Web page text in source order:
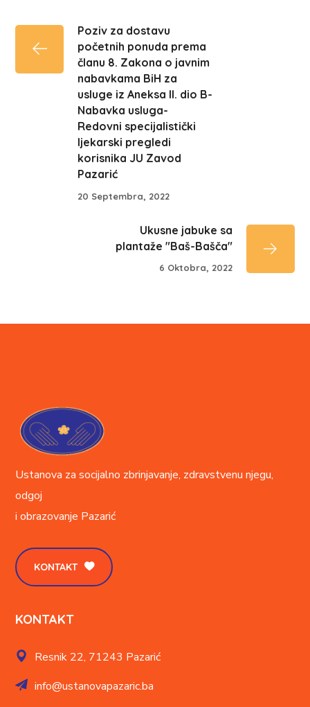
Poziv za dostavu
početnih ponuda prema
članu 8. Zakona o javnim
nabavkama BiH za
usluge iz Aneksa II. dio B-
Nabavka usluga-
Redovni specijalistički
ljekarski pregledi
korisnika JU Zavod
Pazarić
20 Septembra, 2022
Ukusne jabuke sa
plantaže "Baš-Bašča"
6 Oktobra, 2022
Ustanova za socijalno zbrinjavanje, zdravstvenu njegu,
odgoj
i obrazovanje Pazarić
KONTAKT
KONTAKT
Resnik 22, 71243 Pazarić
info@ustanovapazaric.ba